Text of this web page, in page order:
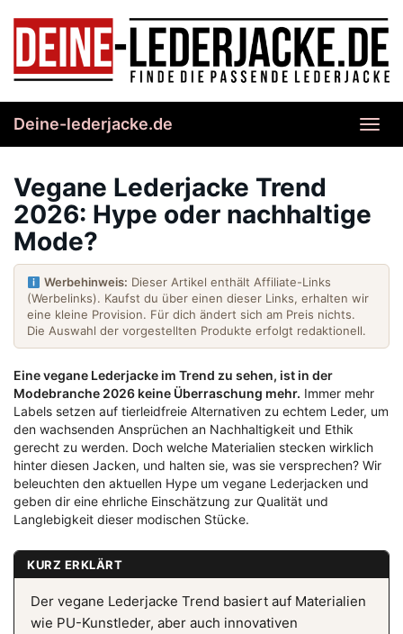
content
Deine-lederjacke.de
Vegane Lederjacke Trend
2026: Hype oder nachhaltige
Mode?
Werbehinweis: Dieser Artikel enthält Affiliate-Links
(Werbelinks). Kaufst du über einen dieser Links, erhalten wir
eine kleine Provision. Für dich ändert sich am Preis nichts.
Die Auswahl der vorgestellten Produkte erfolgt redaktionell.
Eine vegane Lederjacke im Trend zu sehen, ist in der
Modebranche 2026 keine Überraschung mehr. Immer mehr
Labels setzen auf tierleidfreie Alternativen zu echtem Leder, um
den wachsenden Ansprüchen an Nachhaltigkeit und Ethik
gerecht zu werden. Doch welche Materialien stecken wirklich
hinter diesen Jacken, und halten sie, was sie versprechen? Wir
beleuchten den aktuellen Hype um vegane Lederjacken und
geben dir eine ehrliche Einschätzung zur Qualität und
Langlebigkeit dieser modischen Stücke.
KURZ ERKLÄRT
Der vegane Lederjacke Trend basiert auf Materialien
wie PU-Kunstleder, aber auch innovativen